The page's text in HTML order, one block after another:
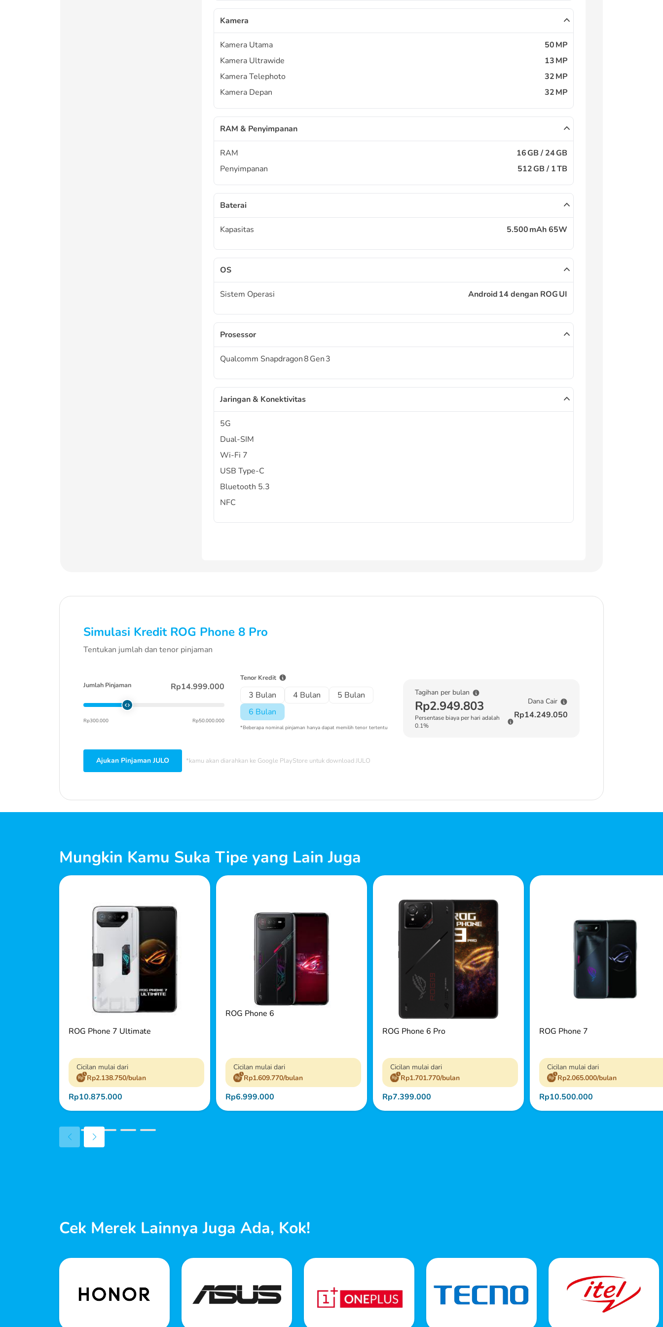
Kamera
Kamera Utama
50 MP
Kamera Ultrawide
13 MP
Kamera Telephoto
32 MP
Kamera Depan
32 MP
RAM & Penyimpanan
RAM
16 GB / 24 GB
Penyimpanan
512 GB / 1 TB
Baterai
Kapasitas 5.500 mAh 65W
OS
Sistem Operasi Android 14 dengan ROG UI
Prosessor
Qualcomm Snapdragon 8 Gen 3
Jaringan & Konektivitas
5G
Dual-SIM
Wi-Fi 7
USB Type-C
Bluetooth 5.3
NFC
Simulasi Kredit ROG Phone 8 Pro
Tentukan jumlah dan tenor pinjaman
Jumlah Pinjaman Rp14.999.000
Rp300.000 Rp50.000.000
Tenor Kredit
3 Bulan 4 Bulan
5 Bulan
6 Bulan
*Beberapa nominal pinjaman hanya dapat memilih tenor tertentu
Tagihan per bulan
Rp2.949.803
Persentase biaya per hari adalah
0.1%
Dana Cair
Rp14.249.050
Ajukan Pinjaman JULO *kamu akan diarahkan ke Google PlayStore untuk download JULO
Mungkin Kamu Suka Tipe yang Lain Juga
ROG Phone 7 Ultimate
Cicilan mulai dari
Rp2.138.750/bulan
Rp10.875.000
ROG Phone 6
Cicilan mulai dari
Rp1.609.770/bulan
Rp6.999.000
ROG Phone 6 Pro
Cicilan mulai dari
Rp1.701.770/bulan
Rp7.399.000
ROG Phone 7
Cicilan mulai dari
Rp2.065.000/bulan
Rp10.500.000
Cek Merek Lainnya Juga Ada, Kok!